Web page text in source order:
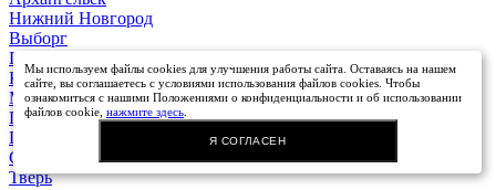
Мы используем файлы cookies для улучшения работы сайта. Оставаясь на нашем
сайте, вы соглашаетесь с условиями использования файлов cookies. Чтобы
ознакомиться с нашими Положениями о конфиденциальности и об использовании
файлов cookie,нажмите здесь
Я СОГЛАСЕН
Нижний Новгород
Выборг
Гатчина
Кингисепп
Мурманск
Петрозаводск
Псков
Сосновый Бор
Тверь